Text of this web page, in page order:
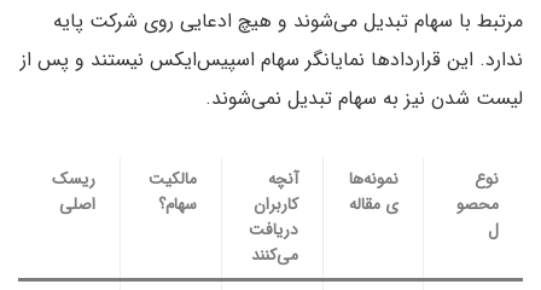
مرتبط با سهام تبدیل می‌شوند و هیچ ادعایی روی شرکت پایه
ندارد. این قراردادها نمایانگر سهام اسپیس‌ایکس نیستند و پس از
لیست شدن نیز به سهام تبدیل نمی‌شوند.
نوع
محصو
ل
نمونه‌ها
ی مقاله
آنچه
کاربران
دریافت
می‌کنند
مالکیت
سهام؟
ریسک
اصلی